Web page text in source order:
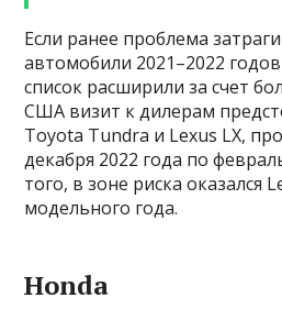
Если ранее проблема
автомобили 2021–2022
список расширили за счет
США визит к дилерам
Toyota Tundra и Lexus LX,
декабря 2022 года по
того, в зоне риска оказался
модельного года.
Honda